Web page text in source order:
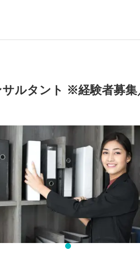
サルタント ※経験者募